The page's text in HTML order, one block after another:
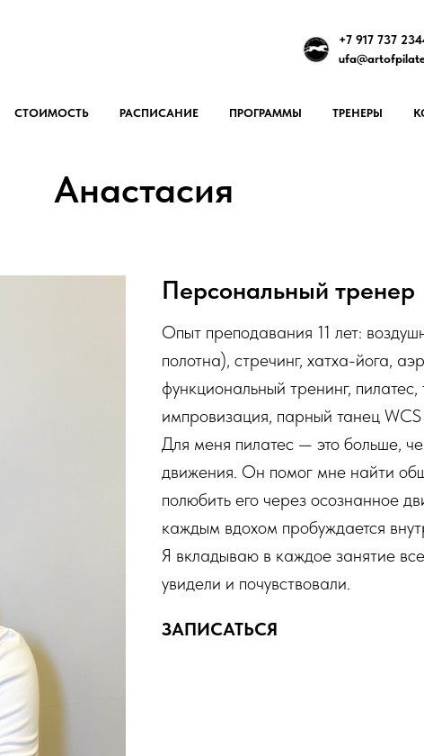
+7 917 737
СТОИМОСТЬ РАСПИСАНИЕ ПРОГРАММЫ ТРЕНЕРЫ
Анастасия
Персональный тренер
Опыт преподавания 11 лет:
полотна), стречинг, хатха-йога,
функциональный тренинг,
импровизация, парный танец WCS
Для меня пилатес — это больше,
движения. Он помог мне найти
полюбить его через осознанное
каждым вдохом пробуждается
Я вкладываю в каждое занятие
увидели и почувствовали.
ЗАПИСАТЬСЯ